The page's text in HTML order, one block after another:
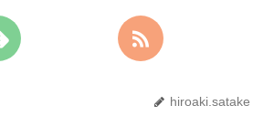
hiroaki.satake